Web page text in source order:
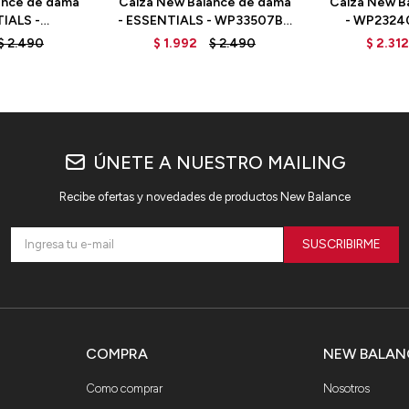
-
- GREEN
2.490
- ESSENTIALS - WP33507BK
- BLACK
$ 1.992 $2.490
-
$ 2.312
NEW
Nosotros
COMPRA
Como comprar
ÚNETE A NUESTRO MAILING
Recibe ofertas y novedades de productos New Balance
SUSCRIBIRME